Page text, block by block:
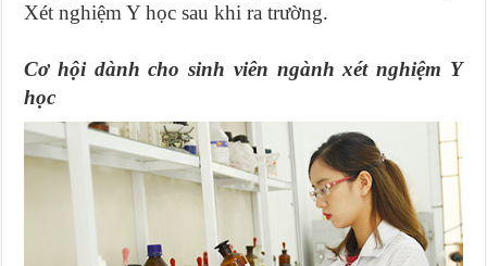
Xét nghiệm Y học sau khi ra trường.
Cơ hội dành cho sinh viên ngành xét nghiệm Y
học